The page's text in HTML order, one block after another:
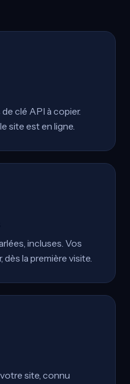
clé API à copier.
site est en ligne.
incluses. Vos
dès la première visite.
site, connu